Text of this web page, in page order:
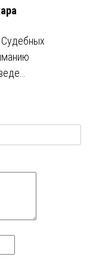
Судебных